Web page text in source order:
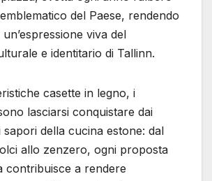
del Paese, rendendo
viva del
e identitario di Tallinn.
casette in legno, i
lasciarsi conquistare dai
della cucina estone: dal
allo zenzero, ogni proposta
contribuisce a rendere